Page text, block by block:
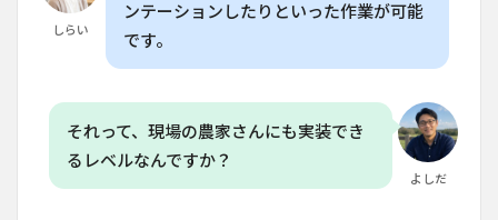
しらい
ンテーションしたりといった作業が可能
です。
よしだ
それって、現場の農家さんにも実装でき
るレベルなんですか？